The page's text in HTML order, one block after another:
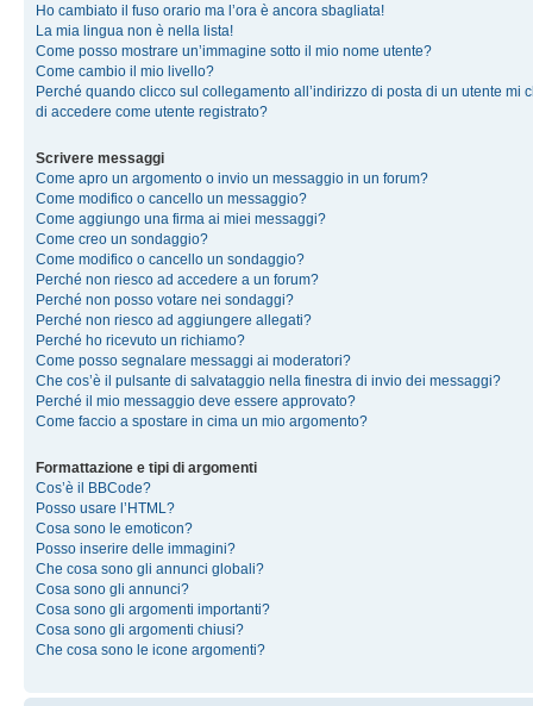
Ho cambiato il fuso orario ma l’ora è ancora sbagliata!
La mia lingua non è nella lista!
Come posso mostrare un’immagine sotto il mio nome utente?
Come cambio il mio livello?
Perché quando clicco sul collegamento all’indirizzo di posta di un utente mi
di accedere come utente registrato?
Scrivere messaggi
Come apro un argomento o invio un messaggio in un forum?
Come modifico o cancello un messaggio?
Come aggiungo una firma ai miei messaggi?
Come creo un sondaggio?
Come modifico o cancello un sondaggio?
Perché non riesco ad accedere a un forum?
Perché non posso votare nei sondaggi?
Perché non riesco ad aggiungere allegati?
Perché ho ricevuto un richiamo?
Come posso segnalare messaggi ai moderatori?
Che cos’è il pulsante di salvataggio nella finestra di invio dei messaggi?
Perché il mio messaggio deve essere approvato?
Come faccio a spostare in cima un mio argomento?
Formattazione e tipi di argomenti
Cos’è il BBCode?
Posso usare l’HTML?
Cosa sono le emoticon?
Posso inserire delle immagini?
Che cosa sono gli annunci globali?
Cosa sono gli annunci?
Cosa sono gli argomenti importanti?
Cosa sono gli argomenti chiusi?
Che cosa sono le icone argomenti?